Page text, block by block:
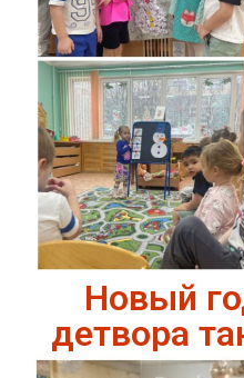
Новый
детвора